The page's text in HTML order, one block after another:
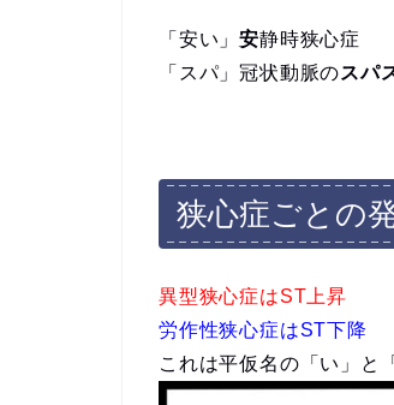
「安い」安静時狭心症
「スパ」冠状動脈のスパ
狭心症ごとの
異型狭心症はST上昇
労作性狭心症はST下降
これは平仮名の「い」と